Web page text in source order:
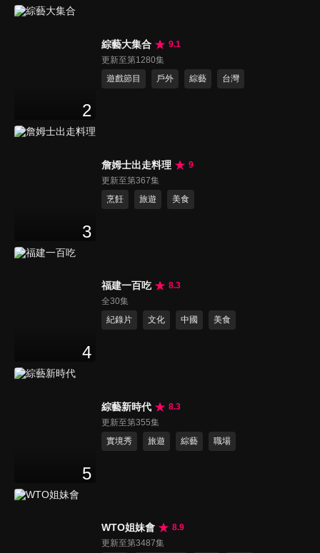
2
綜藝大集合
9.1
更新至第1280集
遊戲節目
戶外 綜藝 台灣
3
詹姆士出走料理
9
更新至第367集
烹飪
旅遊 美食
4
福建一百吃
8.3
全30集
紀錄片
文化 中國 美食
5
綜藝新時代
8.3
更新至第355集
實境秀
旅遊 綜藝 職場
WTO姐妹會
8.9
更新至第3487集